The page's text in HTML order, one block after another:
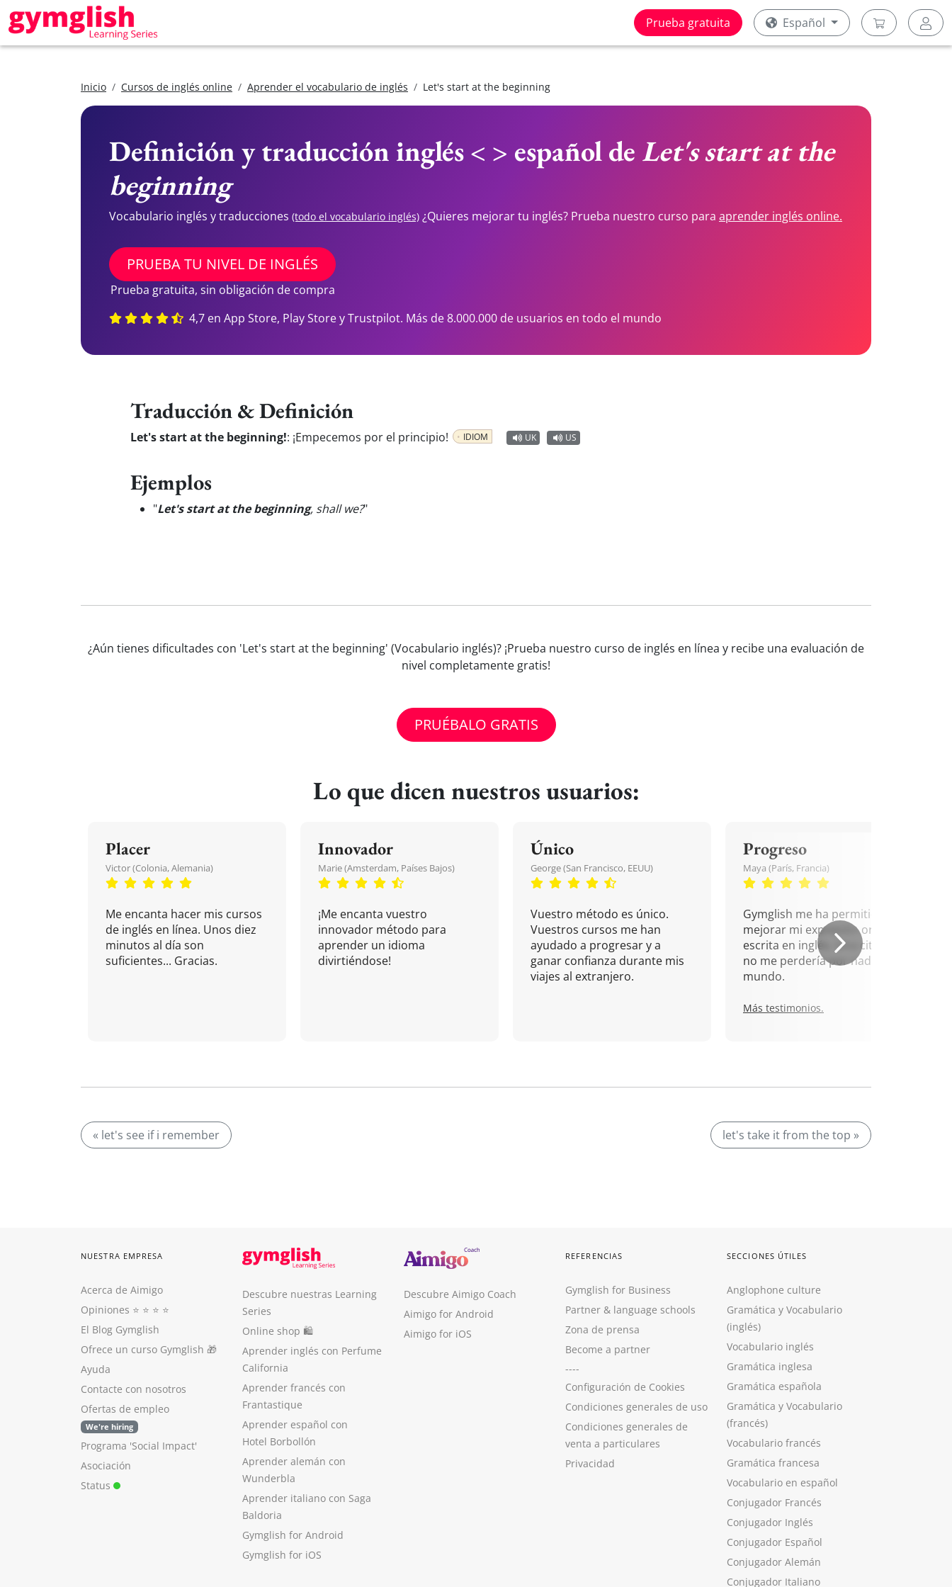
Prueba gratuita Español
Inicio Cursos de inglés online Aprender el vocabulario de inglés Let's start at the beginning
Definición y traducción inglés < > español de Let's start at the
beginning
Vocabulario inglés y traducciones (todo el vocabulario inglés) ¿Quieres mejorar tu inglés? Prueba nuestro curso para aprender inglés online.
PRUEBA TU NIVEL DE INGLÉS
Prueba gratuita, sin obligación de compra
4,7 en App Store, Play Store y Trustpilot. Más de 8.000.000 de usuarios en todo el mundo
Traducción & Definición
Let's start at the beginning!: ¡Empecemos por el principio! IDIOM UK US
Ejemplos
"Let's start at the beginning, shall we?"
¿Aún tienes dificultades con 'Let's start at the beginning' (Vocabulario inglés)? ¡Prueba nuestro curso de inglés en línea y recibe una evaluación de
nivel completamente gratis!
PRUÉBALO GRATIS
Lo que dicen nuestros usuarios:
Placer
Victor (Colonia, Alemania)
Me encanta hacer mis cursos
de inglés en línea. Unos diez
minutos al día son
suficientes... Gracias.
Innovador
Marie (Amsterdam, Países Bajos)
¡Me encanta vuestro
innovador método para
aprender un idioma
divirtiéndose!
Único
George (San Francisco, EEUU)
Vuestro método es único.
Vuestros cursos me han
ayudado a progresar y a
ganar confianza durante mis
viajes al extranjero.
Progreso
Maya (París, Francia)
Gymglish me ha permitido
mejorar mi expresión oral y
escrita en inglés. Una cita que
no me perdería por nada del
mundo.
Más testimonios.
« let's see if i remember let's take it from the top »
NUESTRA EMPRESA
Acerca de Aimigo
Opiniones ⭐️ ⭐️ ⭐️ ⭐️
El Blog Gymglish
Ofrece un curso Gymglish 🎁
Ayuda
Contacte con nosotros
Ofertas de empleo
We're hiring
Programa 'Social Impact'
Asociación
Status
Descubre nuestras Learning
Series
Online shop 🛍
Aprender inglés con Perfume
California
Aprender francés con
Frantastique
Aprender español con
Hotel Borbollón
Aprender alemán con
Wunderbla
Aprender italiano con Saga
Baldoria
Gymglish for Android
Gymglish for iOS
Descubre Aimigo Coach
Aimigo for Android
Aimigo for iOS
REFERENCIAS
Gymglish for Business
Partner & language schools
Zona de prensa
Become a partner
----
Configuración de Cookies
Condiciones generales de uso
Condiciones generales de
venta a particulares
Privacidad
SECCIONES ÚTILES
Anglophone culture
Gramática y Vocabulario
(inglés)
Vocabulario inglés
Gramática inglesa
Gramática española
Gramática y Vocabulario
(francés)
Vocabulario francés
Gramática francesa
Vocabulario en español
Conjugador Francés
Conjugador Inglés
Conjugador Español
Conjugador Alemán
Conjugador Italiano